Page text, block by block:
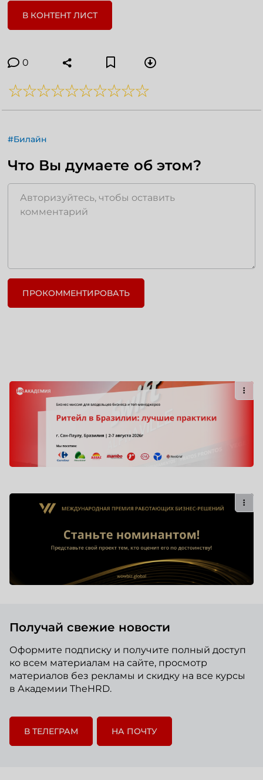
В КОНТЕНТ ЛИСТ
0
#Билайн
Что Вы думаете об этом?
ПРОКОММЕНТИРОВАТЬ
Получай свежие новости
Оформите подписку и получите полный доступ
ко всем материалам на сайте, просмотр
материалов без рекламы и скидку на все курсы
в Академии TheHRD.
В ТЕЛЕГРАМ НА ПОЧТУ